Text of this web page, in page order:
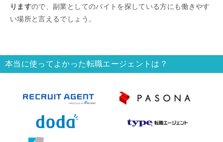
りますので、副業としてのバイトを探している方にも働きやす
い場所と言えるでしょう。
本当に使ってよかった転職エージェントは？